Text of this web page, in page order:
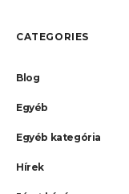
CATEGORIES
Blog
Egyéb
Egyéb kategória
Hírek